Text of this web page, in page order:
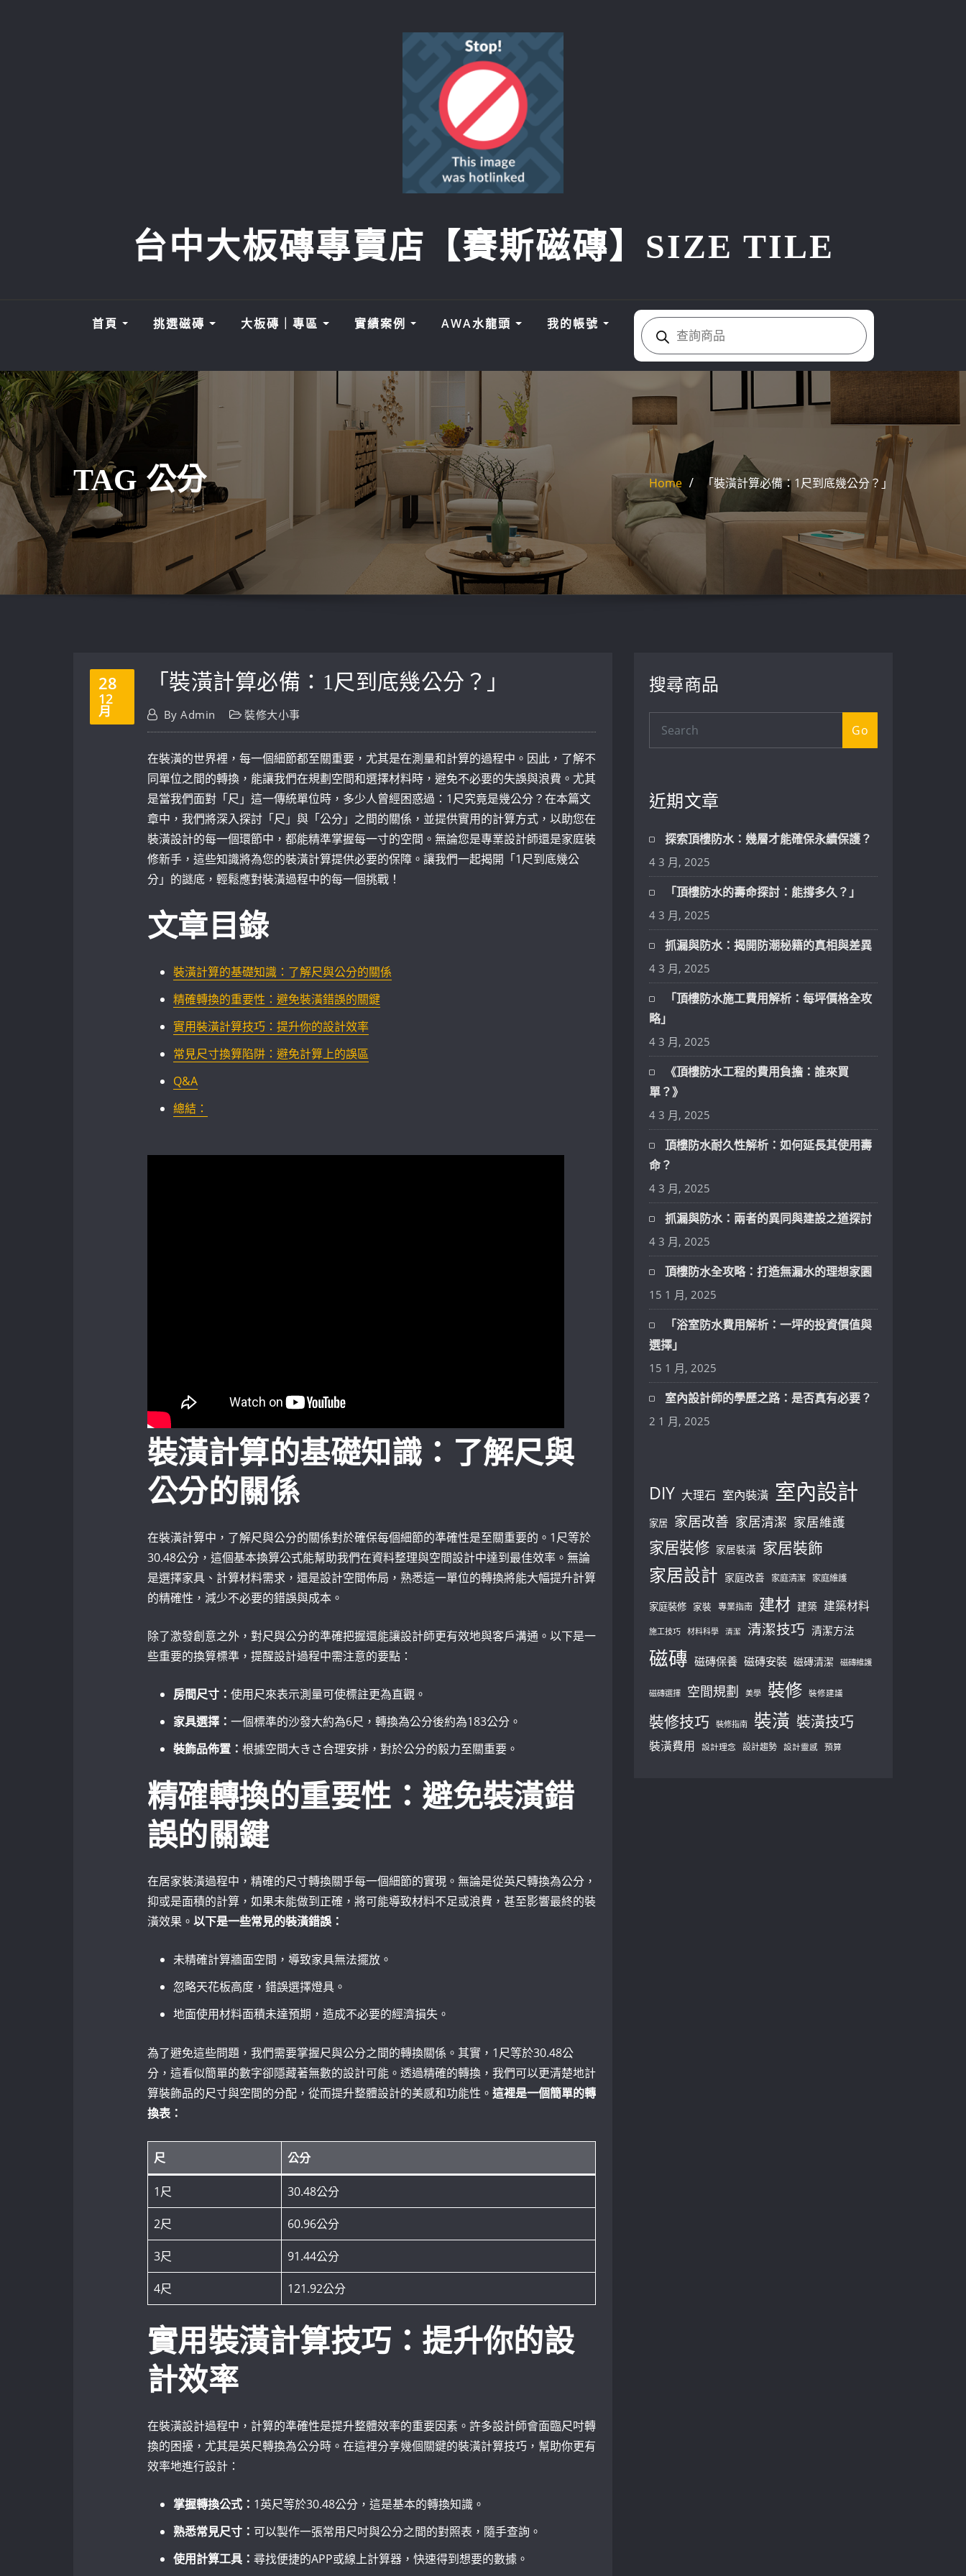
台中大板磚專賣店【賽斯磁磚】SIZE TILE
首頁 挑選磁磚 大板磚｜專區 實績案例 AWA水龍頭 我的帳號 Products
search
TAG 公分 Home 「裝潢計算必備：1尺到底幾公分？」
28
12
月
「裝潢計算必備：1尺到底幾公分？」
ByAdmin 裝修大小事
在裝潢的世界裡，每一個細節都至關重要，尤其是在測量和計算的過程中。因此，了解不
同單位之間的轉換，能讓我們在規劃空間和選擇材料時，避免不必要的失誤與浪費。尤其
是當我們面對「尺」這一傳統單位時，多少人曾經困惑過：1尺究竟是幾公分？在本篇文
章中，我們將深入探討「尺」與「公分」之間的關係，並提供實用的計算方式，以助您在
裝潢設計的每一個環節中，都能精準掌握每一寸的空間。無論您是專業設計師還是家庭裝
修新手，這些知識將為您的裝潢計算提供必要的保障。讓我們一起揭開「1尺到底幾公
分」的謎底，輕鬆應對裝潢過程中的每一個挑戰！
文章目錄
裝潢計算的基礎知識：了解尺與公分的關係
精確轉換的重要性：避免裝潢錯誤的關鍵
實用裝潢計算技巧：提升你的設計效率
常見尺寸換算陷阱：避免計算上的誤區
Q&A
總結：
裝潢計算的基礎知識：了解尺與
公分的關係
在裝潢計算中，了解尺與公分的關係對於確保每個細節的準確性是至關重要的。1尺等於
30.48公分，這個基本換算公式能幫助我們在資料整理與空間設計中達到最佳效率。無論
是選擇家具、計算材料需求，還是設計空間佈局，熟悉這一單位的轉換將能大幅提升計算
的精確性，減少不必要的錯誤與成本。
除了激發創意之外，對尺與公分的準確把握還能讓設計師更有效地與客戶溝通。以下是一
些重要的換算標準，提醒設計過程中需注意的要點：
房間尺寸： 使用尺來表示測量可使標註更為直觀。
家具選擇： 一個標準的沙發大約為6尺，轉換為公分後約為183公分。
裝飾品佈置： 根據空間大きさ合理安排，對於公分的毅力至關重要。
精確轉換的重要性：避免裝潢錯
誤的關鍵
在居家裝潢過程中，精確的尺寸轉換關乎每一個細節的實現。無論是從英尺轉換為公分，
抑或是面積的計算，如果未能做到正確，將可能導致材料不足或浪費，甚至影響最終的裝
潢效果。 以下是一些常見的裝潢錯誤：
未精確計算牆面空間，導致家具無法擺放。
忽略天花板高度，錯誤選擇燈具。
地面使用材料面積未達預期，造成不必要的經濟損失。
為了避免這些問題，我們需要掌握尺與公分之間的轉換關係。其實，1尺等於30.48公
分，這看似簡單的數字卻隱藏著無數的設計可能。透過精確的轉換，我們可以更清楚地計
算裝飾品的尺寸與空間的分配，從而提升整體設計的美感和功能性。 這裡是一個簡單的轉
換表：
尺 公分
1尺 30.48公分
2尺 60.96公分
3尺 91.44公分
4尺 121.92公分
實用裝潢計算技巧：提升你的設
計效率
在裝潢設計過程中，計算的準確性是提升整體效率的重要因素。許多設計師會面臨尺吋轉
換的困擾，尤其是英尺轉換為公分時。在這裡分享幾個關鍵的裝潢計算技巧，幫助你更有
效率地進行設計：
掌握轉換公式： 1英尺等於30.48公分，這是基本的轉換知識。
熟悉常見尺寸： 可以製作一張常用尺吋與公分之間的對照表，隨手查詢。
使用計算工具： 尋找便捷的APP或線上計算器，快速得到想要的數據。
搜尋商品
Go
近期文章
探索頂樓防水：幾層才能確保永續保護？
4 3 月, 2025
「頂樓防水的壽命探討：能撐多久？」
4 3 月, 2025
抓漏與防水：揭開防潮秘籍的真相與差異
4 3 月, 2025
「頂樓防水施工費用解析：每坪價格全攻
略」
4 3 月, 2025
《頂樓防水工程的費用負擔：誰來買
單？》
4 3 月, 2025
頂樓防水耐久性解析：如何延長其使用壽
命？
4 3 月, 2025
抓漏與防水：兩者的異同與建設之道探討
4 3 月, 2025
頂樓防水全攻略：打造無漏水的理想家園
15 1 月, 2025
「浴室防水費用解析：一坪的投資價值與
選擇」
15 1 月, 2025
室內設計師的學歷之路：是否真有必要？
2 1 月, 2025
DIY 大理石 室內裝潢 室內設計
家居 家居改善 家居清潔 家居維護
家居裝修 家居裝潢 家居裝飾
家居設計 家庭改善 家庭清潔 家庭維護
家庭裝修 家裝 專業指南 建材 建築 建築材料
施工技巧 材料科學 清潔 清潔技巧 清潔方法
磁磚 磁磚保養 磁磚安裝 磁磚清潔 磁磚維護
磁磚選擇 空間規劃 美學 裝修 裝修建議
裝修技巧 裝修指南 裝潢 裝潢技巧
裝潢費用 設計理念 設計趨勢 設計靈感 預算